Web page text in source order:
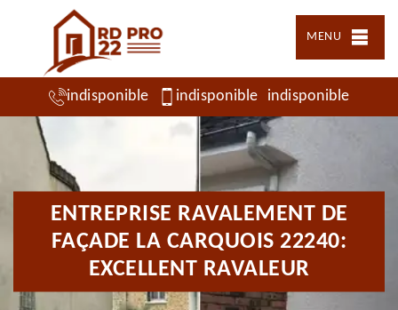
MENU
indisponible indisponible indisponible
ENTREPRISE RAVALEMENT DE
FAÇADE LA CARQUOIS 22240:
EXCELLENT RAVALEUR